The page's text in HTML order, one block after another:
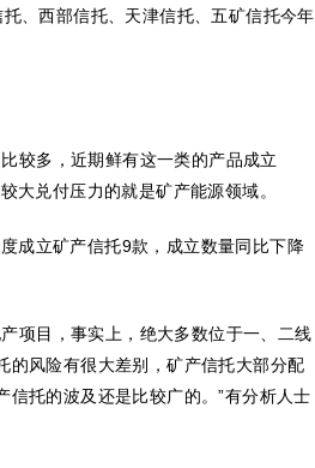
、西部信托、天津信托、五矿信托今年
较多，近期鲜有这一类的产品成立
大兑付压力的就是矿产能源领域。
成立矿产信托9款，成立数量同比下降
项目，事实上，绝大多数位于一、二线
的风险有很大差别，矿产信托大部分配
托的波及还是比较广的。”有分析人士